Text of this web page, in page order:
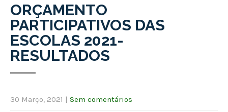
ORÇAMENTO
PARTICIPATIVOS DAS
ESCOLAS 2021-
RESULTADOS
30 Março, 2021 | Sem comentários